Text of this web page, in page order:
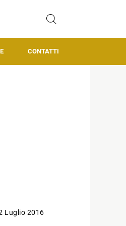
CONTATTI
Luglio 2016